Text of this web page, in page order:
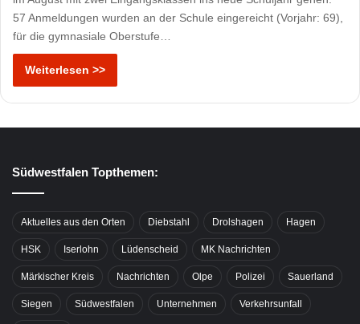
57 Anmeldungen wurden an der Schule eingereicht (Vorjahr: 69),
für die gymnasiale Oberstufe…
Weiterlesen >>
Südwestfalen Topthemen:
Aktuelles aus den Orten Diebstahl Drolshagen Hagen
HSK Iserlohn Lüdenscheid MK Nachrichten
Märkischer Kreis Nachrichten Olpe Polizei Sauerland
Siegen Südwestfalen Unternehmen Verkehrsunfall